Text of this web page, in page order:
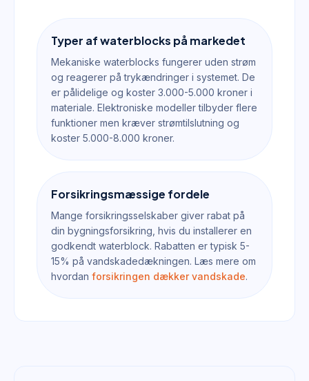
Typer af waterblocks på markedet
Mekaniske waterblocks fungerer uden strøm
og reagerer på trykændringer i systemet. De
er pålidelige og koster 3.000-5.000 kroner i
materiale. Elektroniske modeller tilbyder flere
funktioner men kræver strømtilslutning og
koster 5.000-8.000 kroner.
Forsikringsmæssige fordele
Mange forsikringsselskaber giver rabat på
din bygningsforsikring, hvis du installerer en
godkendt waterblock. Rabatten er typisk 5-
15% på vandskadedækningen. Læs mere om
hvordan forsikringen dækker vandskade.